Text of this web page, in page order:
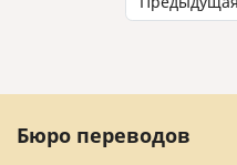
Бюро переводов